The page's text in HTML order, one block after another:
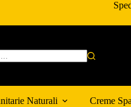
Naturali Creme